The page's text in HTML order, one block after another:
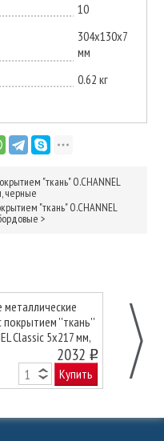
10
304х130х7
мм
0.62 кг
"ткань" O.CHANNEL
черные
"ткань" O.CHANNEL
>
покрытием ''ткань''
Classic 5х217 мм,
2032 o
Купить